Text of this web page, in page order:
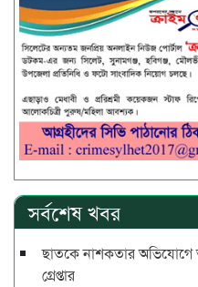
সর্বশেষ খবর
ছাতকে নাশকতার
গ্রেপ্তার